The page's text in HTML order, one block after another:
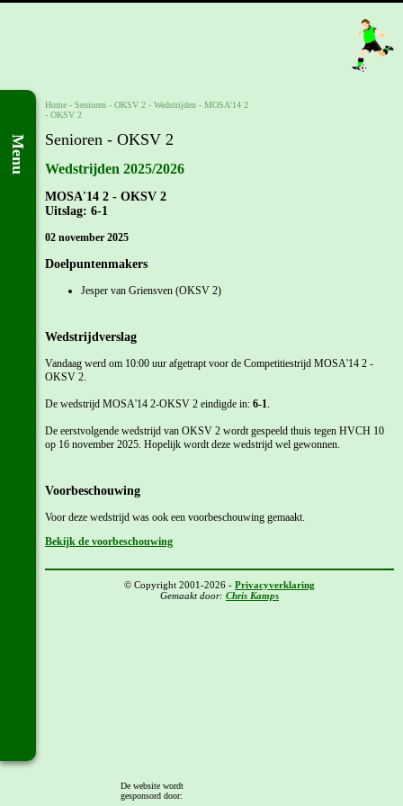
Menu
Home - Senioren - OKSV 2 - Wedstrijden - MOSA'14 2
- OKSV 2
Senioren - OKSV 2
Wedstrijden 2025/2026
MOSA'14 2 - OKSV 2
Uitslag: 6-1
02 november 2025
Doelpuntenmakers
Jesper van Griensven (OKSV 2)
Wedstrijdverslag
Vandaag werd om 10:00 uur afgetrapt voor de Competitiestrijd MOSA'14 2 -
OKSV 2.
De wedstrijd MOSA'14 2-OKSV 2 eindigde in: 6-1.
De eerstvolgende wedstrijd van OKSV 2 wordt gespeeld thuis tegen HVCH 10
op 16 november 2025. Hopelijk wordt deze wedstrijd wel gewonnen.
Voorbeschouwing
Voor deze wedstrijd was ook een voorbeschouwing gemaakt.
Bekijk de voorbeschouwing
© Copyright 2001-2026 - Privacyverklaring
Gemaakt door: Chris Kamps
De website wordt
gesponsord door: